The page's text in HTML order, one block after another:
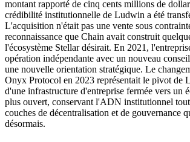
montant rapporté de cinq cents millions de
crédibilité institutionnelle de Ludwin a été
L'acquisition n'était pas une vente sous
reconnaissance que Chain avait construit
l'écosystème Stellar désirait. En 2021,
opération indépendante avec un nouveau
une nouvelle orientation stratégique. Le
Onyx Protocol en 2023 représentait le pivot de
d'une infrastructure d'entreprise fermée vers un
plus ouvert, conservant l'ADN institutionnel
couches de décentralisation et de gouvernance
désormais.